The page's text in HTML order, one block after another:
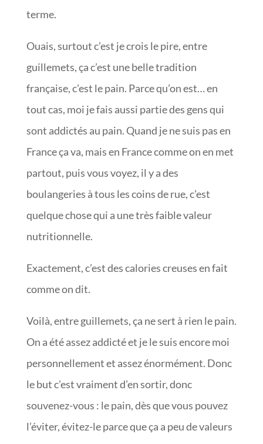
terme.
Ouais, surtout c’est je crois le pire, entre
guillemets, ça c’est une belle tradition
française, c’est le pain. Parce qu’on est… en
tout cas, moi je fais aussi partie des gens qui
sont addictés au pain. Quand je ne suis pas en
France ça va, mais en France comme on en met
partout, puis vous voyez, il y a des
boulangeries à tous les coins de rue, c’est
quelque chose qui a une très faible valeur
nutritionnelle.
Exactement, c’est des calories creuses en fait
comme on dit.
Voilà, entre guillemets, ça ne sert à rien le pain.
On a été assez addicté et je le suis encore moi
personnellement et assez énormément. Donc
le but c’est vraiment d’en sortir, donc
souvenez-vous : le pain, dès que vous pouvez
l’éviter, évitez-le parce que ça a peu de valeurs